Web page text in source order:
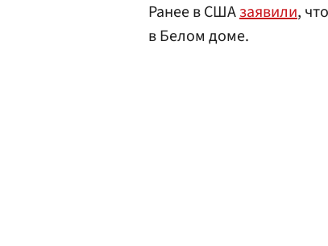
Ранее в СШАзаявили,
в Белом доме.